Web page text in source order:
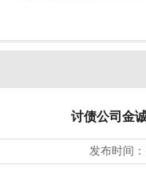
讨债公司金
发布时间：